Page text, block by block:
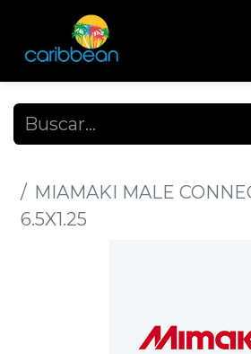
MIAMAKI MALE
6.5X1.25